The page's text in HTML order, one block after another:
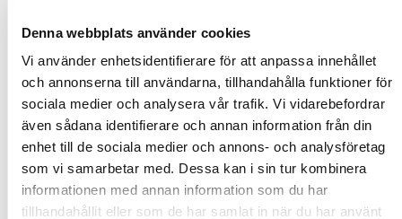
Denna webbplats använder cookies
Vi använder enhetsidentifierare för att anpassa innehållet
och annonserna till användarna, tillhandahålla funktioner för
sociala medier och analysera vår trafik. Vi vidarebefordrar
även sådana identifierare och annan information från din
enhet till de sociala medier och annons- och analysföretag
som vi samarbetar med. Dessa kan i sin tur kombinera
informationen med annan information som du har
tillhandahållit eller som de har samlat in när du har använt
kr 72,00 ink. moms ex. moms